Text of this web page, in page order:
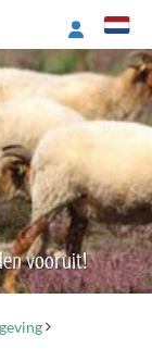
vooruit!